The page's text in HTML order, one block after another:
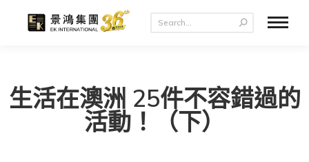
生活在澳洲 25件不容錯過的
活動！（下）